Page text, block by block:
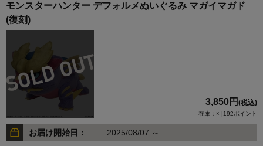
モンスターハンター デフォルメぬいぐるみ マガイマガド
(復刻)
3,850円 (税込)
在庫：× |192ポイント
お届け開始日： 2025/08/07 ～